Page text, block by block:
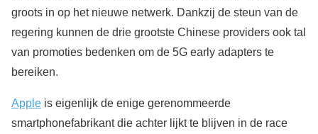
groots in op het nieuwe netwerk. Dankzij de steun van de
regering kunnen de drie grootste Chinese providers ook tal
van promoties bedenken om de 5G early adapters te
bereiken.
Apple is eigenlijk de enige gerenommeerde
smartphonefabrikant die achter lijkt te blijven in de race